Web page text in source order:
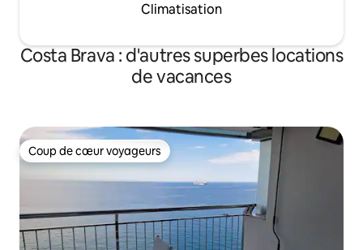
Climatisation
Costa Brava : d'autres superbes locations
de vacances
Coup de cœur voyageurs
Coup de cœur voyageurs